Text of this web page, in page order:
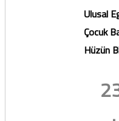
Ulusal
Çocuk
Hüzün